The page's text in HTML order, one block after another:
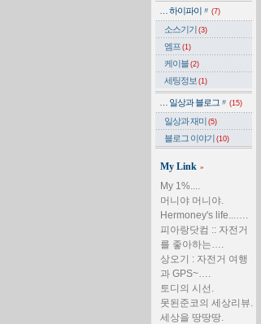
… 하이파이〃 (7)
소스기기 (3)
엠프 (1)
케이블 (2)
세팅정보 (1)
… 일상과 블로그〃 (15)
일상과 재미 (5)
블로그 이야기 (10)
My Link »
My 1%....
머니야 머니야.
Hermoney's life...….
피아랑닷컴 :: 자전거
를 좋아하는….
상오기 : 자전거 여행
과 GPS~….
토디의 시선.
못된준코의 세상리뷰.
세상을 땅땅땅.